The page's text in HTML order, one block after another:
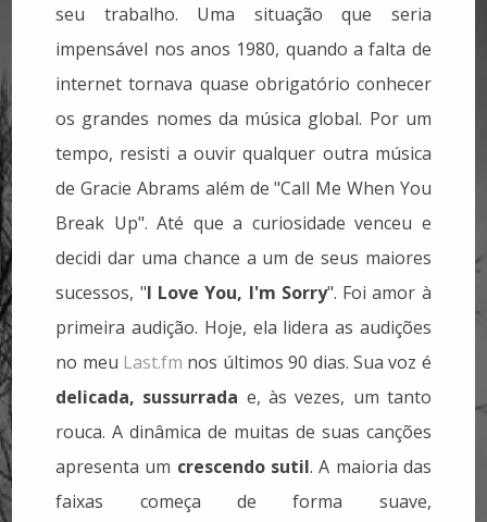
seu trabalho. Uma situação que seria
impensável nos anos 1980, quando a falta de
internet tornava quase obrigatório conhecer
os grandes nomes da música global. Por um
tempo, resisti a ouvir qualquer outra música
de Gracie Abrams além de "Call Me When You
Break Up". Até que a curiosidade venceu e
decidi dar uma chance a um de seus maiores
sucessos, "I Love You, I'm Sorry". Foi amor à
primeira audição. Hoje, ela lidera as audições
no meu Last.fm nos últimos 90 dias. Sua voz é
delicada, sussurrada e, às vezes, um tanto
rouca. A dinâmica de muitas de suas canções
apresenta um crescendo sutil. A maioria das
faixas começa de forma suave,